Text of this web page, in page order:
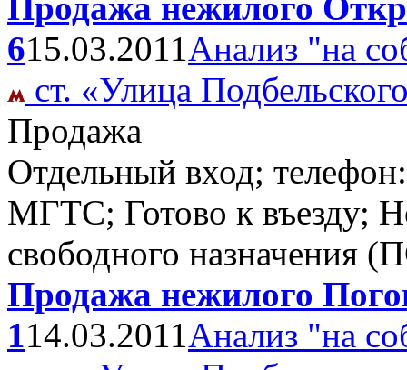
615.03.2011Анализ "на
ст. «Улица
Продажа
Отдельный вход;
МГТС; Готово к въезду;
свободного назначения
Продажа нежилого
114.03.2011Анализ "на